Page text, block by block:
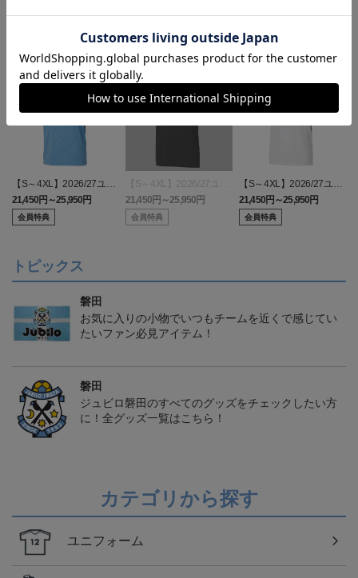
【S～4XL】2026/27ユニ
フォーム オーセンティッ
クモデル:FP1st
21,450円～25,950円
会員特典
【S～4XL】2026/27ユニ
フォーム オーセンティッ
クモデル:GK
21,450円～25,950円
会員特典
【S～4XL】2026/27ユニ
フォーム オーセンティッ
クモデル:FP2nd
21,450円～25,950円
会員特典
トピックス
磐田
お気に入りの小物でいつもチームを近くで感じてい
たいファン必見アイテム！
磐田
ジュビロ磐田のすべてのグッズをチェックしたい方
に！全グッズ一覧はこちら！
カテゴリから探す
ユニフォーム